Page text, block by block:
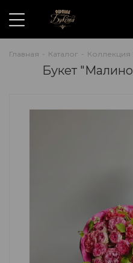
Главная - Каталог - Коллекция
Букет